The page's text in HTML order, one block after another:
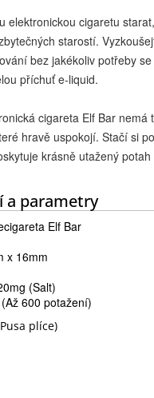
elektronickou cigaretu
starostí.
bez jakékoliv potřeby
příchuť e-liquid.
cigareta Elf Bar
hravě uspokojí. Stačí si
krásně utažený
a parametry
Elf Bar
x 16mm
(Salt)
(Až 600 potažení)
plíce)